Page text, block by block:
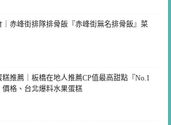
｜赤峰街排隊排骨飯『赤峰街無名排骨飯』菜
糕推薦｜板橋在地人推薦CP值最高甜點『No.1
價格、台北爆料水果蛋糕